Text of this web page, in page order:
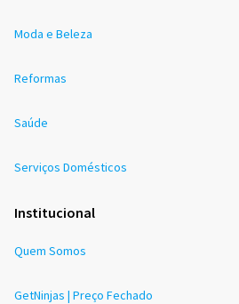
Moda e Beleza
Reformas
Saúde
Serviços Domésticos
Institucional
Quem Somos
GetNinjas | Preço Fechado